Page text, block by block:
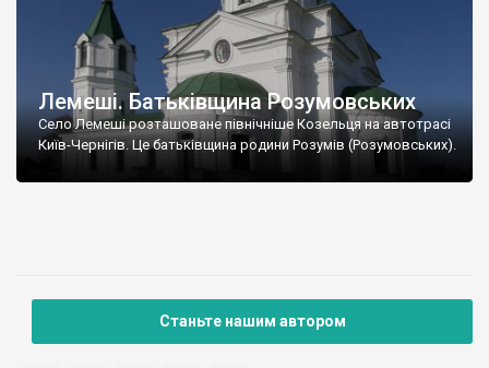
Лемеші. Батьківщина Розумовських
Село Лемеші розташоване північніше Козельця на автотрасі
Київ-Чернігів. Це батьківщина родини Розумів (Розумовських).
Станьте нашим автором